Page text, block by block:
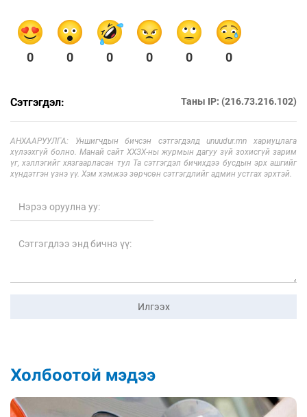
0 0 0 0 0 0
Сэтгэгдэл: Таны IP: (216.73.216.102)
АНХААРУУЛГА: Уншигчдын бичсэн сэтгэгдэлд unuudur.mn хариуцлага
хүлээхгүй болно. Манай сайт ХХЗХ-ны журмын дагуу зүй зохисгүй зарим
үг, хэллэгийг хязгаарласан тул Та сэтгэгдэл бичихдээ бусдын эрх ашгийг
хүндэтгэн үзнэ үү. Хэм хэмжээ зөрчсөн сэтгэгдлийг админ устгах эрхтэй.
Илгээх
Холбоотой мэдээ